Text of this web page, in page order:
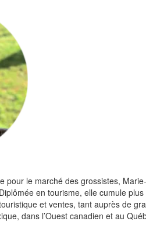
pour le marché des grossistes,
en tourisme, elle cumule
et ventes, tant auprès de
dans l’Ouest canadien et au